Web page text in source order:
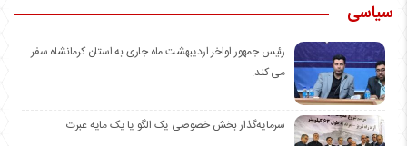
سیاسی
رئیس جمهور اواخر اردیبهشت ماه جاری به استان کرمانشاه سفر
می کند.
سرمایه‌گذار بخش خصوصی یک الگو یا یک مایه عبرت